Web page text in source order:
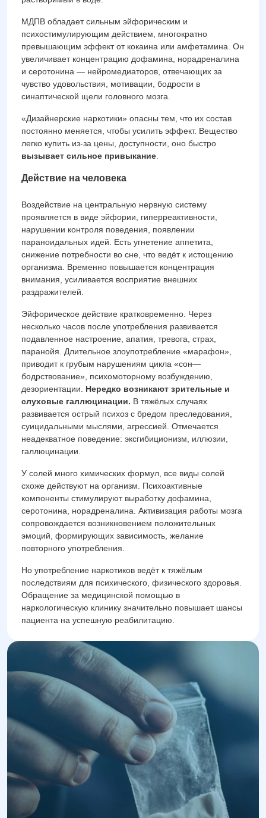
МДПВ обладает сильным эйфорическим и
психостимулирующим действием, многократно
превышающим эффект от кокаина или амфетамина. Он
увеличивает концентрацию дофамина, норадреналина
и серотонина — нейромедиаторов, отвечающих за
чувство удовольствия, мотивации, бодрости в
синаптической щели головного мозга.
«Дизайнерские наркотики» опасны тем, что их состав
постоянно меняется, чтобы усилить эффект. Вещество
легко купить из-за цены, доступности, оно быстро
вызывает сильное привыкание
Действие на человека
Воздействие на центральную нервную систему
проявляется в виде эйфории, гиперреактивности,
нарушении контроля поведения, появлении
параноидальных идей. Есть угнетение аппетита,
снижение потребности во сне, что ведёт к истощению
организма. Временно повышается концентрация
внимания, усиливается восприятие внешних
раздражителей.
Эйфорическое действие кратковременно. Через
несколько часов после употребления развивается
подавленное настроение, апатия, тревога, страх,
паранойя. Длительное злоупотребление «марафон»,
приводит к грубым нарушениям цикла «сон—
бодрствование», психомоторному возбуждению,
дезориентации. Нередко возникают зрительные и
слуховые галлюцинации. В тяжёлых случаях
развивается острый психоз с бредом преследования,
суицидальными мыслями, агрессией. Отмечается
неадекватное поведение: эксгибиционизм, иллюзии,
галлюцинации.
У солей много химических формул, все виды солей
схоже действуют на организм. Психоактивные
компоненты стимулируют выработку дофамина,
серотонина, норадреналина. Активизация работы мозга
сопровождается возникновением положительных
эмоций, формирующих зависимость, желание
повторного употребления.
Но употребление наркотиков ведёт к тяжёлым
последствиям для психического, физического здоровья.
Обращение за медицинской помощью в
наркологическую клинику значительно повышает шансы
пациента на успешную реабилитацию.